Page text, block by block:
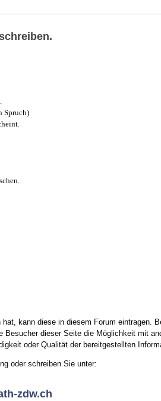
Spruch)
kann diese in diesem Forum eintragen.
dieser Seite die Möglichkeit mit
oder Qualität der bereitgestellten
oder schreiben Sie unter:
zdw.ch